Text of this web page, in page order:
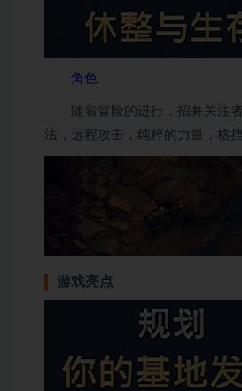
角色
随着冒险的进行，招募关注者
法，远程攻击，纯粹的力量，格
游戏亮点